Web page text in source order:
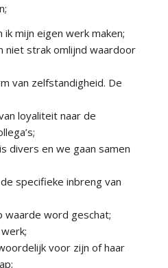
ik mijn eigen werk maken;
niet strak omlijnd waardoor
van zelfstandigheid. De
loyaliteit naar de
divers en we gaan samen
specifieke inbreng van
waarde word geschat;
voor zijn of haar